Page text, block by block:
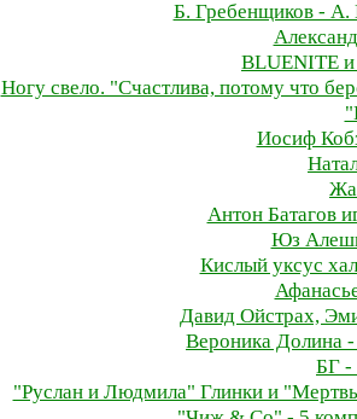
Б. Гребенщиков - А.
BLUENITE и
Ногу свело. "Счастлива, потому что
Иосиф
Антон Батагов
Юз
Кислый уксус
Давид Ойстрах,
Вероника Долина
БГ -
"Руслан и Людмила" Глинки и